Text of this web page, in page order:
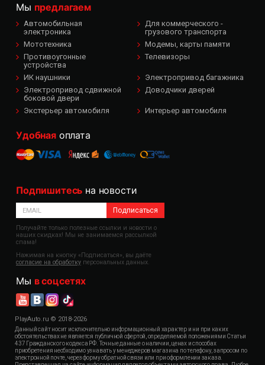
Мы предлагаем
Автомобильная
электроника
Для коммерческого -
грузового транспорта
Мототехника
Модемы, карты памяти
Противоугонные
устройства
Телевизоры
ИК наушники
Электропривод багажника
Электропривод сдвижной
боковой двери
Доводчики дверей
Экстерьер автомобиля Интерьер автомобиля
Удобнаяоплата
Подпишитесь на новости
Подписаться
Получайте только полезные ссылки и новости о
наших скидках! Мы не занимаемся рассылкой
спама!
Нажимая на кнопку «Подписаться», вы даёте
согласие на обработку персональных данных.
Мы в соцсетях
PlayAuto.ru © 2018-2026
Данный сайт носит исключительно информационный характер и ни при каких
обстоятельствах не является публичной офертой, определяемой положениями Статьи
437 Гражданского кодекса РФ. Точные данные о наличии, ценах и способах
приобретения необходимо узнавать у менеджеров магазина по телефону, запросом по
электронной почте, через форму обратной связи или при оформлении заказа.